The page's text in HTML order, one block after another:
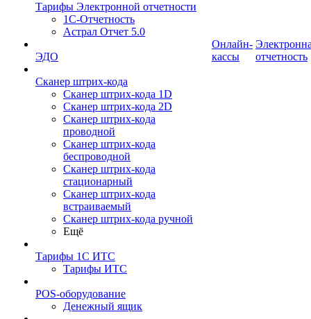
Тарифы Электронной отчетности
1С-Отчетность
Астрал Отчет 5.0
ЭДО
Сканер штрих-кода
Сканер штрих-кода 1D
Сканер штрих-кода 2D
Сканер штрих-кода
проводной
Сканер штрих-кода
беспроводной
Сканер штрих-кода
стационарный
Сканер штрих-кода
встраиваемый
Сканер штрих-кода ручной
Ещё
Тарифы 1С ИТС
Тарифы ИТС
POS-оборудование
Денежный ящик
Онлайн-
кассы
отчетность